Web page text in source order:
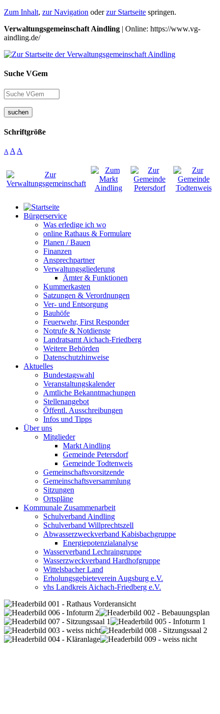
Zum Inhalt, zur Navigation oderzur Startseite springen.
Verwaltungsgemeinschaft Aindling | Online: https://www.vg-
aindling.de/
Suche VGem
suchen
Schriftgröße
A A A
Bürgerservice
Was erledige ich wo
online Rathaus & Formulare
Planen / Bauen
Finanzen
Ansprechpartner
Verwaltungsgliederung
Ämter & Funktionen
Kummerkasten
Satzungen & Verordnungen
Ver- und Entsorgung
Bauhöfe
Feuerwehr, First Responder
Notrufe & Notdienste
Landratsamt Aichach-Friedberg
Weitere Behörden
Datenschutzhinweise
Aktuelles
Bundestagswahl
Veranstaltungskalender
Amtliche Bekanntmachungen
Stellenangebot
Öffentl. Ausschreibungen
Infos und Tipps
Über uns
Mitglieder
Markt Aindling
Gemeinde Petersdorf
Gemeinde Todtenweis
Gemeinschaftsvorsitzende
Gemeinschaftsversammlung
Sitzungen
Ortspläne
Kommunale Zusammenarbeit
Schulverband Aindling
Schulverband Willprechtszell
Abwasserzweckverband Kabisbachgruppe
Energiepotenzialanalyse
Wasserverband Lechraingruppe
Wasserzweckverband Hardhofgruppe
Wittelsbacher Land
Erholungsgebieteverein Augsburg e.V.
vhs Landkreis Aichach-Friedberg e.V.